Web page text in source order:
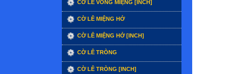
CỜ LÊ VÒNG MIỆNG [INCH]
CỜ LÊ MIỆNG HỞ
CỜ LÊ MIỆNG HỞ [INCH]
CỜ LÊ TRÒNG
CỜ LÊ TRÒNG [INCH]